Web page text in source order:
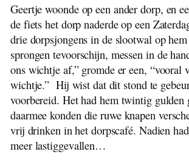
Geertje woonde op een ander dorp, en
de fiets het dorp naderde op een
drie dorpsjongens in de slootwal op
sprongen tevoorschijn, messen in de
ons wichtje af,” gromde er een, “vooral
wichtje.” Hij wist dat dit stond te
voorbereid. Het had hem twintig
daarmee konden die ruwe knapen
vrij drinken in het dorpscafé. Nadien
meer lastiggevallen…